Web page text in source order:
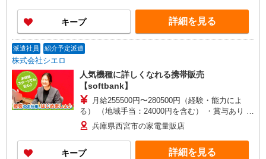
い・週払い可能（規程有）★ ゜・。○。・゜
+゜・。○。・゜+゜
キープ 詳細を見る
派遣社員 紹介予定派遣
株式会社シエロ
人気機種に詳しくなれる携帯販売
【softbank】
月給255500円〜280500円（経験・能力によ
る） （地域手当：24000円を含む） ・賞与あり ・
時間外手当あり（平均残業時間：10h/月） ・地域
手当/職能手当あり ・Workstyle支援金（4000円/
月）あり ・実績によりインセンティブあり ★交通
費別途支給（規定あり） ゜+゜・。○。・゜
兵庫県西宮市の家電量販店
キープ 詳細を見る